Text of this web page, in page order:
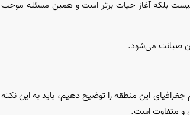
بلکه آغاز حیات برتر است و همین مسئله موجب
آن صیانت می‌شود.
جغرافیای این منطقه را توضیح دهیم، باید به این نکته
و متفاوت است.